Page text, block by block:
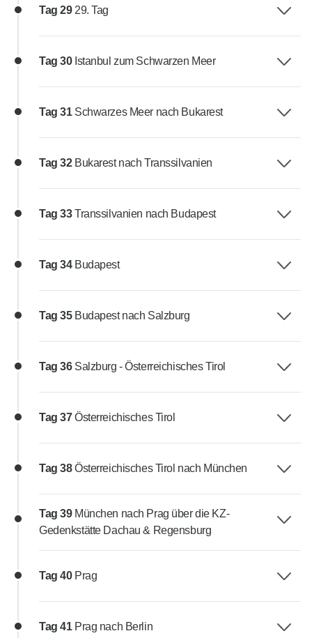
Tag 29 29. Tag
Tag 30 Istanbul zum Schwarzen Meer
Tag 31 Schwarzes Meer nach Bukarest
Tag 32 Bukarest nach Transsilvanien
Tag 33Transsilvanien nach Budapest
Tag 34 Budapest
Tag 35 Budapest nach Salzburg
Tag 36 Salzburg - Österreichisches Tirol
Tag 37Österreichisches Tirol
Tag 38Österreichisches Tirol nach München
Tag 39 München nach Prag über die KZ-
Gedenkstätte Dachau & Regensburg
Tag 40 Prag
Tag 41 Prag nach Berlin